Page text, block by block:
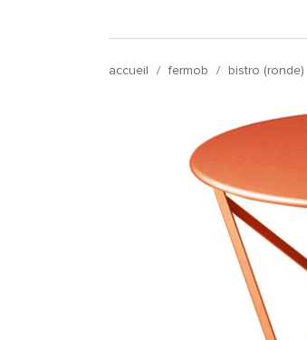
accueil / fermob / bistro (ronde)